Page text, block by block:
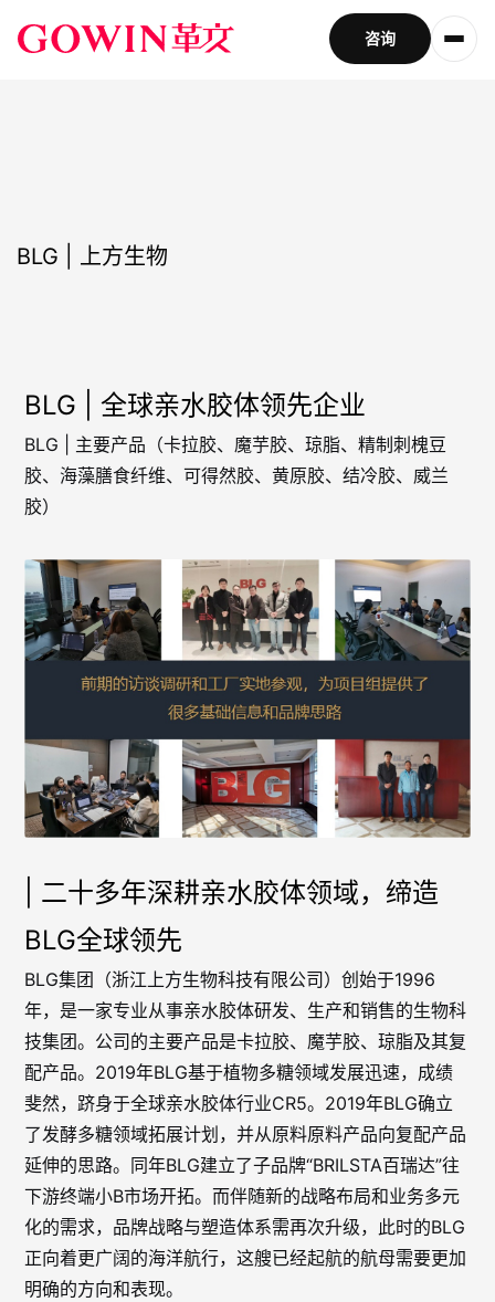
咨询
BLG | 上方生物
BLG | 全球亲水胶体领先企业
BLG | 主要产品（卡拉胶、魔芋胶、琼脂、精制刺槐豆
胶、海藻膳食纤维、可得然胶、黄原胶、结冷胶、威兰
胶）
| 二十多年深耕亲水胶体领域，缔造
BLG全球领先
BLG集团（浙江上方生物科技有限公司）创始于1996
年，是一家专业从事亲水胶体研发、生产和销售的生物科
技集团。公司的主要产品是卡拉胶、魔芋胶、琼脂及其复
配产品。2019年BLG基于植物多糖领域发展迅速，成绩
斐然，跻身于全球亲水胶体行业CR5。2019年BLG确立
了发酵多糖领域拓展计划，并从原料原料产品向复配产品
延伸的思路。同年BLG建立了子品牌“BRILSTA百瑞达”往
下游终端小B市场开拓。而伴随新的战略布局和业务多元
化的需求，品牌战略与塑造体系需再次升级，此时的BLG
正向着更广阔的海洋航行，这艘已经起航的航母需要更加
明确的方向和表现。